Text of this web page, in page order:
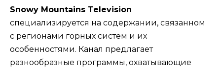
Snowy Mountains Television
специализируется на содержании, связанном
с регионами горных систем и их
особенностями. Канал предлагает
разнообразные программы, охватывающие